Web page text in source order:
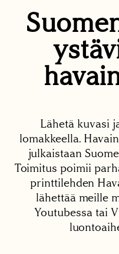
Lähetä kuvasi
lomakkeella.
julkaistaan
Toimitus poimii
printtilehden
lähettää meille
Youtubessa tai